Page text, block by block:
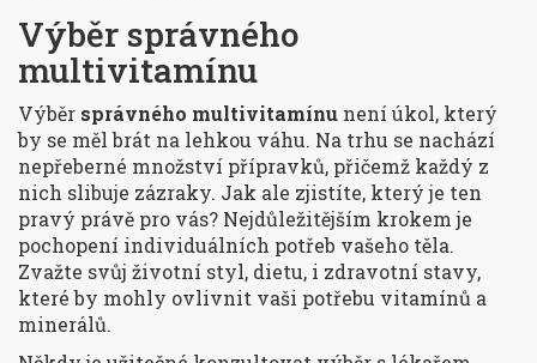
Výběr správného
multivitamínu
Výběr správného multivitamínu není úkol, který
by se měl brát na lehkou váhu. Na trhu se nachází
nepřeberné množství přípravků, přičemž každý z
nich slibuje zázraky. Jak ale zjistíte, který je ten
pravý právě pro vás? Nejdůležitějším krokem je
pochopení individuálních potřeb vašeho těla.
Zvažte svůj životní styl, dietu, i zdravotní stavy,
které by mohly ovlivnit vaši potřebu vitamínů a
minerálů.